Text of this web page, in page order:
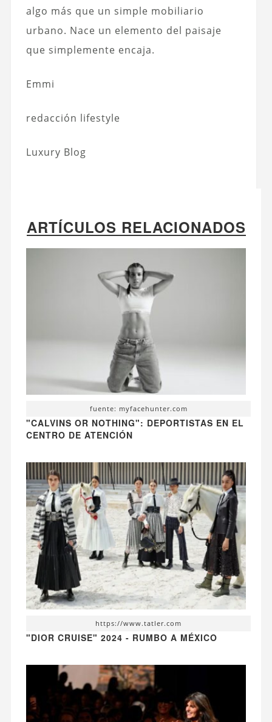
algo más que un simple mobiliario
urbano. Nace un elemento del paisaje
que simplemente encaja.
Emmi
redacción lifestyle
Luxury Blog
ARTÍCULOS RELACIONADOS
fuente: myfacehunter.com
"CALVINS OR NOTHING": DEPORTISTAS EN EL
CENTRO DE ATENCIÓN
https://www.tatler.com
"DIOR CRUISE" 2024 - RUMBO A MÉXICO